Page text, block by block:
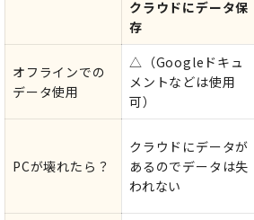
クラウドにデータ保
存
オフラインでの
データ使用
△（Googleドキュ
メントなどは使用
可）
PCが壊れたら？
クラウドにデータが
あるのでデータは失
われない